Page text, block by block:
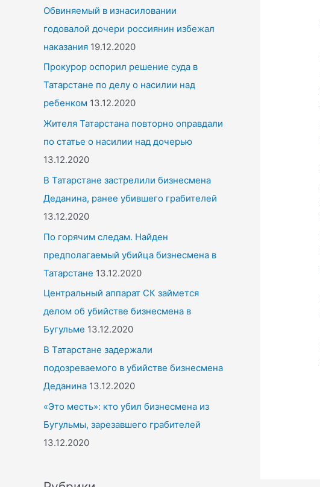
Обвиняемый в изнасиловании
годовалой дочери россиянин избежал
наказания 19.12.2020
Прокурор оспорил решение суда в
Татарстане по делу о насилии над
ребенком 13.12.2020
Жителя Татарстана повторно оправдали
по статье о насилии над дочерью
13.12.2020
В Татарстане застрелили бизнесмена
Деданина, ранее убившего грабителей
13.12.2020
По горячим следам. Найден
предполагаемый убийца бизнесмена в
Татарстане 13.12.2020
Центральный аппарат СК займется
делом об убийстве бизнесмена в
Бугульме 13.12.2020
В Татарстане задержали
подозреваемого в убийстве бизнесмена
Деданина 13.12.2020
«Это месть»: кто убил бизнесмена из
Бугульмы, зарезавшего грабителей
13.12.2020